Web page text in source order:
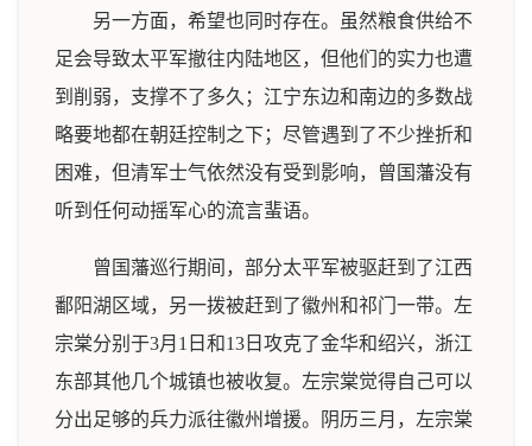
另一方面，希望也同时存在。虽然粮食供给不
足会导致太平军撤往内陆地区，但他们的实力也遭
到削弱，支撑不了多久；江宁东边和南边的多数战
略要地都在朝廷控制之下；尽管遇到了不少挫折和
困难，但清军士气依然没有受到影响，曾国藩没有
听到任何动摇军心的流言蜚语。
曾国藩巡行期间，部分太平军被驱赶到了江西
鄱阳湖区域，另一拨被赶到了徽州和祁门一带。左
宗棠分别于3月1日和13日攻克了金华和绍兴，浙江
东部其他几个城镇也被收复。左宗棠觉得自己可以
分出足够的兵力派往徽州增援。阴历三月，左宗棠